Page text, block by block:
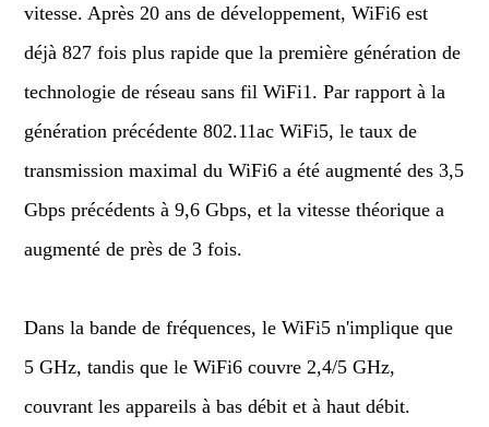
vitesse. Après 20 ans de développement, WiFi6 est
déjà 827 fois plus rapide que la première génération de
technologie de réseau sans fil WiFi1. Par rapport à la
génération précédente 802.11ac WiFi5, le taux de
transmission maximal du WiFi6 a été augmenté des 3,5
Gbps précédents à 9,6 Gbps, et la vitesse théorique a
augmenté de près de 3 fois.
Dans la bande de fréquences, le WiFi5 n'implique que
5 GHz, tandis que le WiFi6 couvre 2,4/5 GHz,
couvrant les appareils à bas débit et à haut débit.